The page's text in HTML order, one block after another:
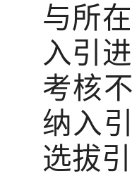
与所
入引
考核
纳入
选拔